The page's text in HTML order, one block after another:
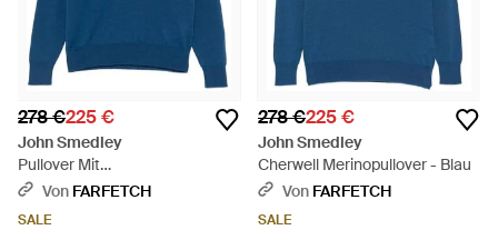
278 €225 €
John Smedley
Pullover Mit
Rundhalsausschnitt - Blau
Von FARFETCH
SALE
278 €225 €
John Smedley
Cherwell Merinopullover - Blau
Von FARFETCH
SALE